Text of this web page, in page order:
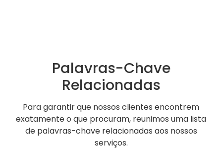
Palavras-Chave
Relacionadas
Para garantir que nossos clientes encontrem
exatamente o que procuram, reunimos uma lista
de palavras-chave relacionadas aos nossos
serviços.